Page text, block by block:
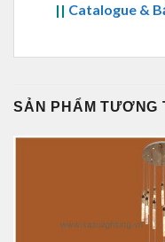
|| Catalogue &
SẢN PHẨM TƯƠNG